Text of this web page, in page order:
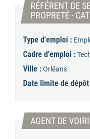
RÉFÉRENT DE
PROPRETÉ -
Type d'emploi :
Cadre d'emploi :
Ville :Orléans
Date limite de
AGENT DE